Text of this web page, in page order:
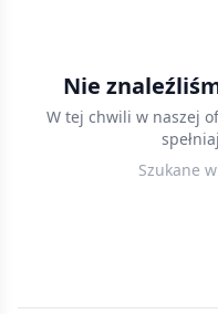
wynajęcia
Warszawie
Nie
W tej chwili w naszej
Szukane